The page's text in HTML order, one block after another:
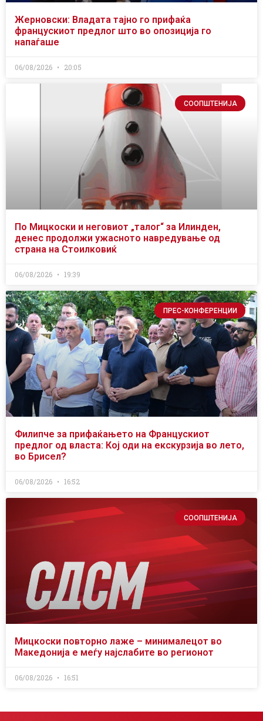
Жерновски: Владата тајно го прифаќа
францускиот предлог што во опозиција го
напаѓаше
06/08/2026 20:05
СООПШТЕНИЈА
По Мицкоски и неговиот „талог“ за Илинден,
денес продолжи ужасното навредување од
страна на Стоилковиќ
06/08/2026 19:39
ПРЕС-КОНФЕРЕНЦИИ
Филипче за прифаќањето на Францускиот
предлог од власта: Кој оди на екскурзија во лето,
во Брисел?
06/08/2026 16:52
СООПШТЕНИЈА
Мицкоски повторно лаже – минималецот во
Македонија е меѓу најслабите во регионот
06/08/2026 16:51